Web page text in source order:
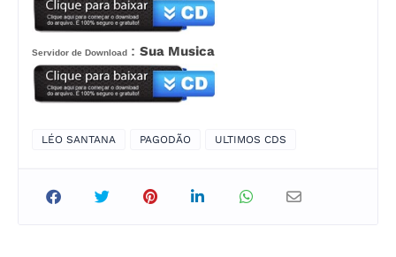
Servidor de Download : Sua Musica
LÉO SANTANA PAGODÃO ULTIMOS CDS